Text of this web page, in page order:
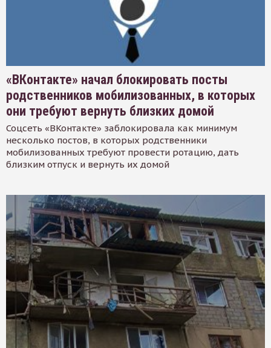
«ВКонтакте» начал блокировать посты
родственников мобилизованных, в которых
они требуют вернуть близких домой
Соцсеть «ВКонтакте» заблокировала как минимум
несколько постов, в которых родственники
мобилизованных требуют провести ротацию, дать
близким отпуск и вернуть их домой